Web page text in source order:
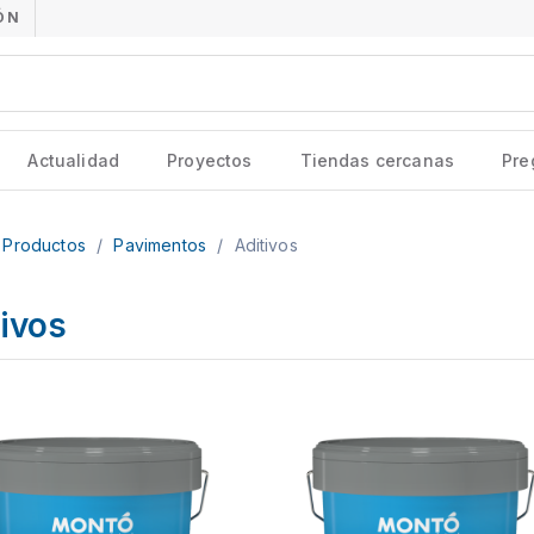
Actualidad Proyectos Tiendas cercanas
Productos / Pavimentos / Aditivos